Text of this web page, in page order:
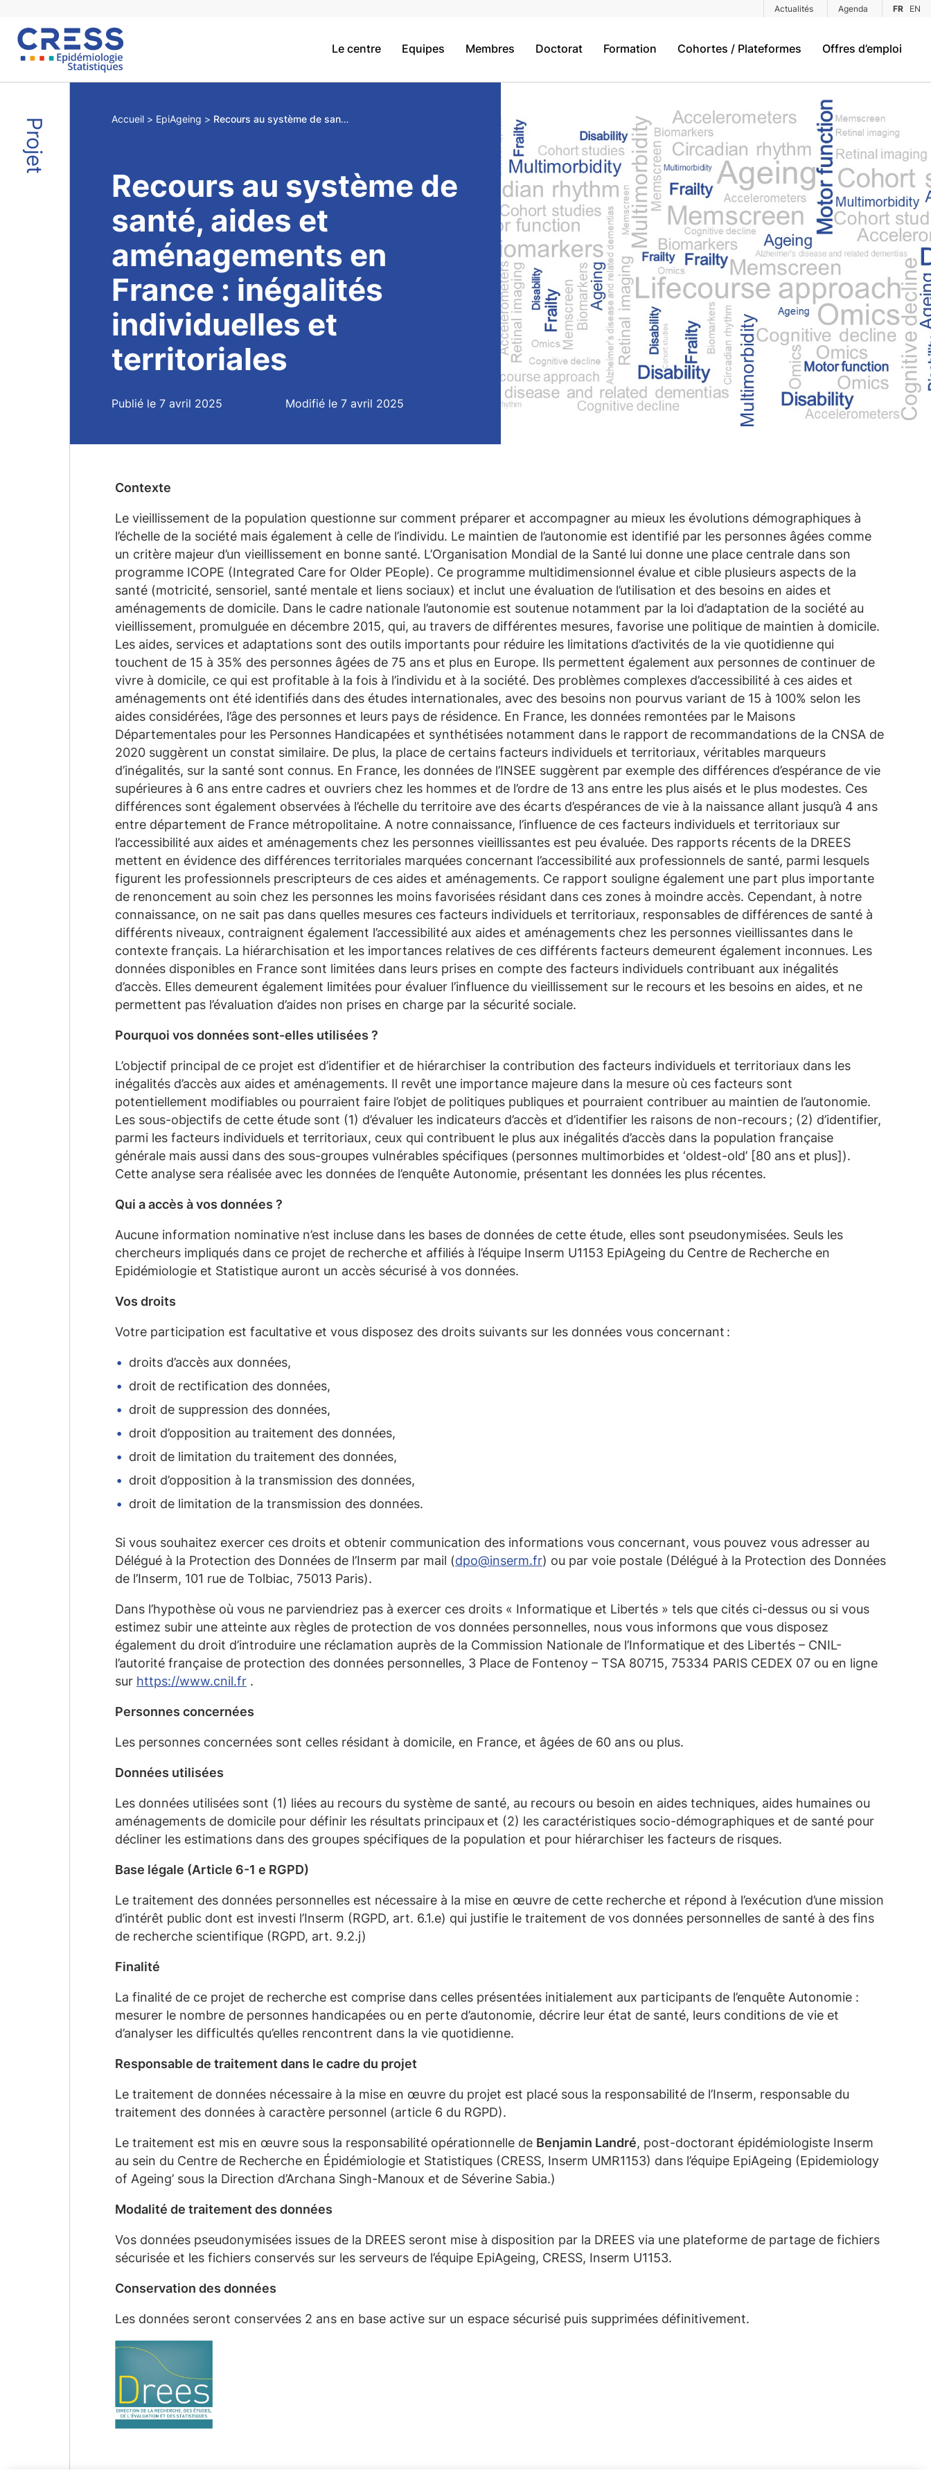
Actualités Agenda FR EN
Le centre Equipes Membres Doctorat Formation Cohortes / Plateformes Offres d’emploi
Projet Accueil EpiAgeing Recours au système de santé, aides et aménagements en France : inégalités individuelles et territoriales
Recours au système de
santé, aides et
aménagements en
France : inégalités
individuelles et
territoriales
Publié le 7 avril 2025 Modifié le 7 avril 2025
Contexte
Le vieillissement de la population questionne sur comment préparer et accompagner au mieux les évolutions démographiques à
l’échelle de la société mais également à celle de l’individu. Le maintien de l’autonomie est identifié par les personnes âgées comme
un critère majeur d’un vieillissement en bonne santé. L’Organisation Mondial de la Santé lui donne une place centrale dans son
programme ICOPE (Integrated Care for Older PEople). Ce programme multidimensionnel évalue et cible plusieurs aspects de la
santé (motricité, sensoriel, santé mentale et liens sociaux) et inclut une évaluation de l’utilisation et des besoins en aides et
aménagements de domicile. Dans le cadre nationale l’autonomie est soutenue notamment par la loi d’adaptation de la société au
vieillissement, promulguée en décembre 2015, qui, au travers de différentes mesures, favorise une politique de maintien à domicile.
Les aides, services et adaptations sont des outils importants pour réduire les limitations d’activités de la vie quotidienne qui
touchent de 15 à 35% des personnes âgées de 75 ans et plus en Europe. Ils permettent également aux personnes de continuer de
vivre à domicile, ce qui est profitable à la fois à l’individu et à la société. Des problèmes complexes d’accessibilité à ces aides et
aménagements ont été identifiés dans des études internationales, avec des besoins non pourvus variant de 15 à 100% selon les
aides considérées, l’âge des personnes et leurs pays de résidence. En France, les données remontées par le Maisons
Départementales pour les Personnes Handicapées et synthétisées notamment dans le rapport de recommandations de la CNSA de
2020 suggèrent un constat similaire. De plus, la place de certains facteurs individuels et territoriaux, véritables marqueurs
d’inégalités, sur la santé sont connus. En France, les données de l’INSEE suggèrent par exemple des différences d’espérance de vie
supérieures à 6 ans entre cadres et ouvriers chez les hommes et de l’ordre de 13 ans entre les plus aisés et le plus modestes. Ces
différences sont également observées à l’échelle du territoire ave des écarts d’espérances de vie à la naissance allant jusqu’à 4 ans
entre département de France métropolitaine. A notre connaissance, l’influence de ces facteurs individuels et territoriaux sur
l’accessibilité aux aides et aménagements chez les personnes vieillissantes est peu évaluée. Des rapports récents de la DREES
mettent en évidence des différences territoriales marquées concernant l’accessibilité aux professionnels de santé, parmi lesquels
figurent les professionnels prescripteurs de ces aides et aménagements. Ce rapport souligne également une part plus importante
de renoncement au soin chez les personnes les moins favorisées résidant dans ces zones à moindre accès. Cependant, à notre
connaissance, on ne sait pas dans quelles mesures ces facteurs individuels et territoriaux, responsables de différences de santé à
différents niveaux, contraignent également l’accessibilité aux aides et aménagements chez les personnes vieillissantes dans le
contexte français. La hiérarchisation et les importances relatives de ces différents facteurs demeurent également inconnues. Les
données disponibles en France sont limitées dans leurs prises en compte des facteurs individuels contribuant aux inégalités
d’accès. Elles demeurent également limitées pour évaluer l’influence du vieillissement sur le recours et les besoins en aides, et ne
permettent pas l’évaluation d’aides non prises en charge par la sécurité sociale.
Pourquoi vos données sont-elles utilisées ?
L’objectif principal de ce projet est d’identifier et de hiérarchiser la contribution des facteurs individuels et territoriaux dans les
inégalités d’accès aux aides et aménagements. Il revêt une importance majeure dans la mesure où ces facteurs sont
potentiellement modifiables ou pourraient faire l’objet de politiques publiques et pourraient contribuer au maintien de l’autonomie.
Les sous-objectifs de cette étude sont (1) d’évaluer les indicateurs d’accès et d’identifier les raisons de non-recours ; (2) d’identifier,
parmi les facteurs individuels et territoriaux, ceux qui contribuent le plus aux inégalités d’accès dans la population française
générale mais aussi dans des sous-groupes vulnérables spécifiques (personnes multimorbides et ‘oldest-old’ [80 ans et plus]).
Cette analyse sera réalisée avec les données de l’enquête Autonomie, présentant les données les plus récentes.
Qui a accès à vos données ?
Aucune information nominative n’est incluse dans les bases de données de cette étude, elles sont pseudonymisées. Seuls les
chercheurs impliqués dans ce projet de recherche et affiliés à l’équipe Inserm U1153 EpiAgeing du Centre de Recherche en
Epidémiologie et Statistique auront un accès sécurisé à vos données.
Vos droits
Votre participation est facultative et vous disposez des droits suivants sur les données vous concernant :
droits d’accès aux données,
droit de rectification des données,
droit de suppression des données,
droit d’opposition au traitement des données,
droit de limitation du traitement des données,
droit d’opposition à la transmission des données,
droit de limitation de la transmission des données.
Si vous souhaitez exercer ces droits et obtenir communication des informations vous concernant, vous pouvez vous adresser au
Délégué à la Protection des Données de l’Inserm par mail (dpo@inserm.fr) ou par voie postale (Délégué à la Protection des Données
de l’Inserm, 101 rue de Tolbiac, 75013 Paris).
Dans l’hypothèse où vous ne parviendriez pas à exercer ces droits « Informatique et Libertés » tels que cités ci-dessus ou si vous
estimez subir une atteinte aux règles de protection de vos données personnelles, nous vous informons que vous disposez
également du droit d’introduire une réclamation auprès de la Commission Nationale de l’Informatique et des Libertés – CNIL-
l’autorité française de protection des données personnelles, 3 Place de Fontenoy – TSA 80715, 75334 PARIS CEDEX 07 ou en ligne
sur https://www.cnil.fr .
Personnes concernées
Les personnes concernées sont celles résidant à domicile, en France, et âgées de 60 ans ou plus.
Données utilisées
Les données utilisées sont (1) liées au recours du système de santé, au recours ou besoin en aides techniques, aides humaines ou
aménagements de domicile pour définir les résultats principaux et (2) les caractéristiques socio-démographiques et de santé pour
décliner les estimations dans des groupes spécifiques de la population et pour hiérarchiser les facteurs de risques.
Base légale (Article 6-1 e RGPD)
Le traitement des données personnelles est nécessaire à la mise en œuvre de cette recherche et répond à l’exécution d’une mission
d’intérêt public dont est investi l’Inserm (RGPD, art. 6.1.e) qui justifie le traitement de vos données personnelles de santé à des fins
de recherche scientifique (RGPD, art. 9.2.j)
Finalité
La finalité de ce projet de recherche est comprise dans celles présentées initialement aux participants de l’enquête Autonomie :
mesurer le nombre de personnes handicapées ou en perte d’autonomie, décrire leur état de santé, leurs conditions de vie et
d’analyser les difficultés qu’elles rencontrent dans la vie quotidienne.
Responsable de traitement dans le cadre du projet
Le traitement de données nécessaire à la mise en œuvre du projet est placé sous la responsabilité de l’Inserm, responsable du
traitement des données à caractère personnel (article 6 du RGPD).
Le traitement est mis en œuvre sous la responsabilité opérationnelle de Benjamin Landré, post-doctorant épidémiologiste Inserm
au sein du Centre de Recherche en Épidémiologie et Statistiques (CRESS, Inserm UMR1153) dans l’équipe EpiAgeing (Epidemiology
of Ageing’ sous la Direction d’Archana Singh-Manoux et de Séverine Sabia.)
Modalité de traitement des données
Vos données pseudonymisées issues de la DREES seront mise à disposition par la DREES via une plateforme de partage de fichiers
sécurisée et les fichiers conservés sur les serveurs de l’équipe EpiAgeing, CRESS, Inserm U1153.
Conservation des données
Les données seront conservées 2 ans en base active sur un espace sécurisé puis supprimées définitivement.